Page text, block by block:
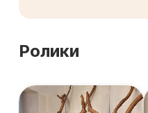
Ролики